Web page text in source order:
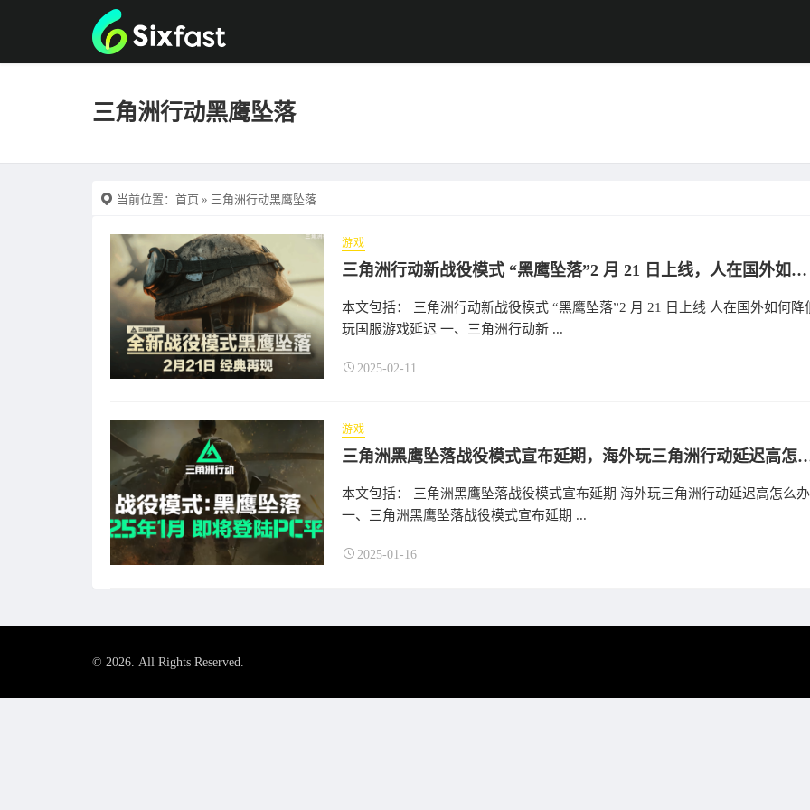
三角洲行动黑鹰坠落
当前位置： 首页 » 三角洲行动黑鹰坠落
游戏
三角洲行动新战役模式 “黑鹰坠落”2 月 21 日上线，人在国外如何降低玩国服游戏延迟？
本文包括： 三角洲行动新战役模式 “黑鹰坠落”2 月 21 日上线 人在国外如何降
玩国服游戏延迟 一、三角洲行动新 ...
2025-02-11
游戏
三角洲黑鹰坠落战役模式宣布延期，海外玩
本文包括： 三角洲黑鹰坠落战役模式宣布延期 海外玩三角洲行动延迟高怎么办
一、三角洲黑鹰坠落战役模式宣布延期 ...
2025-01-16
© 2026. All Rights Reserved.